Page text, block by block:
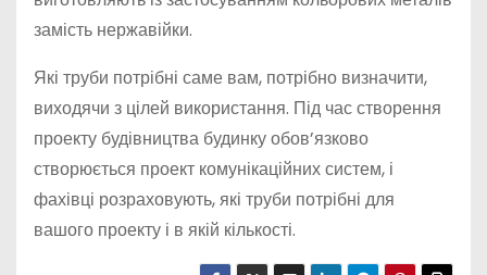
замість нержавійки.
Які труби потрібні саме вам, потрібно визначити,
виходячи з цілей використання. Під час створення
проекту будівництва будинку обов’язково
створюється проект комунікаційних систем, і
фахівці розраховують, які труби потрібні для
вашого проекту і в якій кількості.